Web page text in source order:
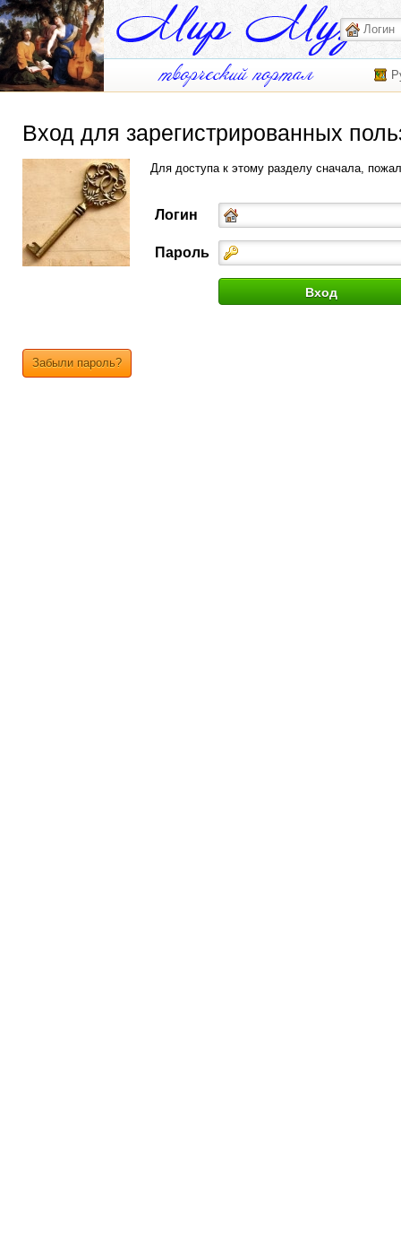
Вход для зарегистрированных
Для доступа к этому разделу сначала,
Логин
Пароль
Забыли пароль?